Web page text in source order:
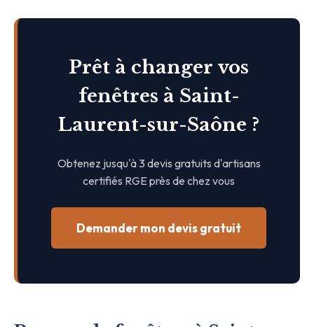
Prêt à changer vos
fenêtres à Saint-
Laurent-sur-Saône ?
Obtenez jusqu'à 3 devis gratuits d'artisans
certifiés RGE près de chez vous
Demander mon devis gratuit